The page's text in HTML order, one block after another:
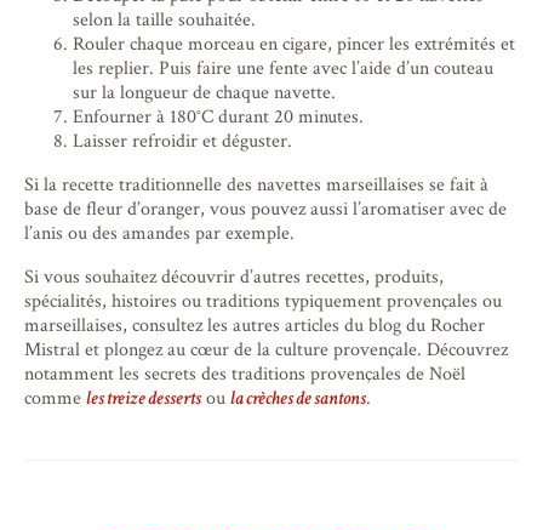
selon la taille souhaitée.
Rouler chaque morceau en cigare, pincer les extrémités et
les replier. Puis faire une fente avec l’aide d’un couteau
sur la longueur de chaque navette.
Enfourner à 180°C durant 20 minutes.
Laisser refroidir et déguster.
Si la recette traditionnelle des navettes marseillaises se fait à
base de fleur d’oranger, vous pouvez aussi l’aromatiser avec de
l’anis ou des amandes par exemple.
Si vous souhaitez découvrir d’autres recettes, produits,
spécialités, histoires ou traditions typiquement provençales ou
marseillaises, consultez les autres articles du blog du Rocher
Mistral et plongez au cœur de la culture provençale. Découvrez
notamment les secrets des traditions provençales de Noël
commeles treize dessertsoula crèches de santons.